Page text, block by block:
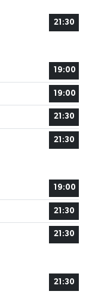
21:30
19:00
19:00
21:30
21:30
19:00
21:30
21:30
21:30